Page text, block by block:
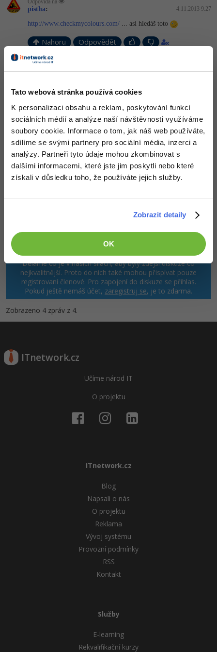
Tato webová stránka používá cookies
K personalizaci obsahu a reklam, poskytování funkcí
sociálních médií a analýze naší návštěvnosti využíváme
soubory cookie. Informace o tom, jak náš web používáte,
sdílíme se svými partnery pro sociální média, inzerci a
analýzy. Partneři tyto údaje mohou zkombinovat s
dalšími informacemi, které jste jim poskytli nebo které
získali v důsledku toho, že používáte jejich služby.
Zobrazit detaily
OK
WordPress specialista
SEO specialista
Algoritmy
Umělá inteligence (AI) -10%
Pro děti
Více
Fórum
Time management
Windows
Linux
Sítě
Kybernetická bezpečnost
Elektronický podpis
Fórum
Ostatní
Fórum
Příběhy absolventů
Blog
Kariéra
Pro firmy
Odpovídá na
pistha: 4.11.2013 9:27
http://www.checkmycolours.com/ ... asi hledáš toto
Nahoru Odpovědět
Díky moc.
Nahoru Odpovědět
Děláme co je v našich silách, aby byly zdejší diskuze co
nejkvalitnější. Proto do nich také mohou přispívat pouze
registrovaní členové. Pro zapojení do diskuze se přihlas.
Pokud ještě nemáš účet, zaregistruj se, je to zdarma.
Zobrazeno 4 zpráv z 4.
ITnetwork.cz
Učíme národ IT
O projektu
ITnetwork.cz
Blog
Napsali o nás
O projektu
Reklama
Vývoj systému
Provozní podmínky
RSS
Kontakt
Služby
E-learning
Rekvalifikační kurzy